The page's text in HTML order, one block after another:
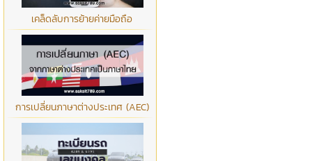
เคล็ดลับการย้ายค่ายมือถือ
การเปลี่ยนภาษาต่างประเทศ (AEC)